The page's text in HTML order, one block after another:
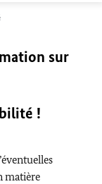
sur
!
matière